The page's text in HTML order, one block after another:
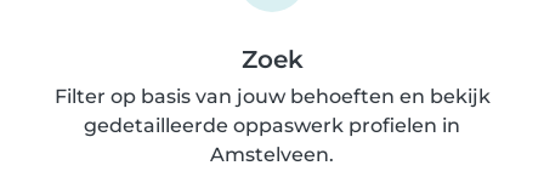
Zoek
Filter op basis van jouw behoeften en bekijk
gedetailleerde oppaswerk profielen in
Amstelveen.